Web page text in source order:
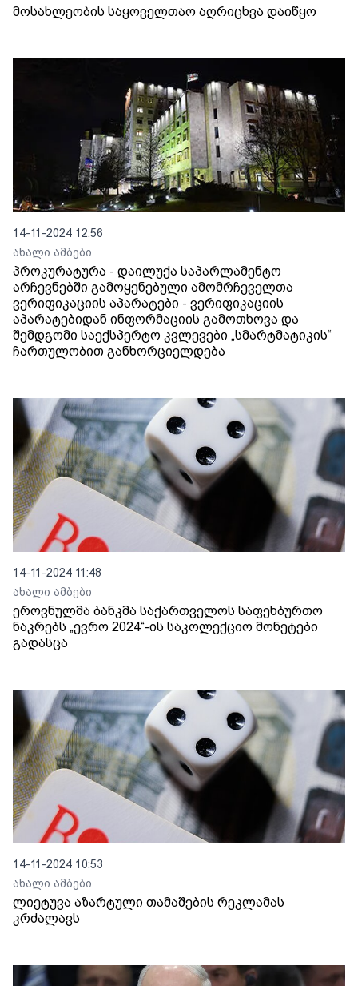
მოსახლეობის საყოველთაო აღრიცხვა დაიწყო
14-11-2024 12:56
ახალი ამბები
პროკურატურა - დაილუქა საპარლამენტო
არჩევნებში გამოყენებული ამომრჩეველთა
ვერიფიკაციის აპარატები - ვერიფიკაციის
აპარატებიდან ინფორმაციის გამოთხოვა და
შემდგომი საექსპერტო კვლევები „სმარტმატიკის“
ჩართულობით განხორციელდება
14-11-2024 11:48
ახალი ამბები
ეროვნულმა ბანკმა საქართველოს საფეხბურთო
ნაკრებს „ევრო 2024“-ის საკოლექციო მონეტები
გადასცა
14-11-2024 10:53
ახალი ამბები
ლიეტუვა აზარტული თამაშების რეკლამას
კრძალავს